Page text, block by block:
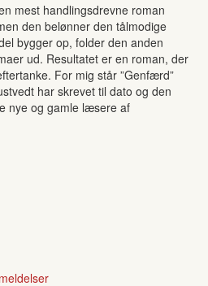
mest handlingsdrevne roman
den belønner den tålmodige
bygger op, folder den anden
ud. Resultatet er en roman, der
For mig står ”Genfærd”
har skrevet til dato og den
nye og gamle læsere af